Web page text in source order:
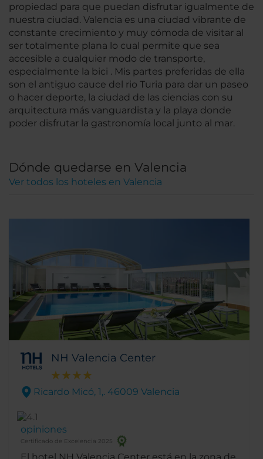
propiedad para que puedan disfrutar igualmente de
nuestra ciudad. Valencia es una ciudad vibrante de
constante crecimiento y muy cómoda de visitar al
ser totalmente plana lo cual permite que sea
accesible a cualquier modo de transporte,
especialmente la bici . Mis partes preferidas de ella
son el antiguo cauce del rio Turia para dar un paseo
o hacer deporte, la ciudad de las ciencias con su
arquitectura más vanguardista y la playa donde
poder disfrutar la gastronomía local junto al mar.
Dónde quedarse en Valencia
Ver todos los hoteles en Valencia
NH Valencia Center
Ricardo Micó, 1,. 46009 Valencia
opiniones
Certificado de Excelencia 2025